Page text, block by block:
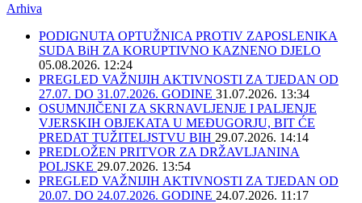
Arhiva
PODIGNUTA OPTUŽNICA PROTIV ZAPOSLENIKA
SUDA BiH ZA KORUPTIVNO KAZNENO DJELO
05.08.2026. 12:24
PREGLED VAŽNIJIH AKTIVNOSTI ZA TJEDAN OD
27.07. DO 31.07.2026. GODINE 31.07.2026. 13:34
OSUMNJIČENI ZA SKRNAVLJENJE I PALJENJE
VJERSKIH OBJEKATA U MEĐUGORJU, BIT ĆE
PREDAT TUŽITELJSTVU BIH 29.07.2026. 14:14
PREDLOŽEN PRITVOR ZA DRŽAVLJANINA
POLJSKE 29.07.2026. 13:54
PREGLED VAŽNIJIH AKTIVNOSTI ZA TJEDAN OD
20.07. DO 24.07.2026. GODINE 24.07.2026. 11:17